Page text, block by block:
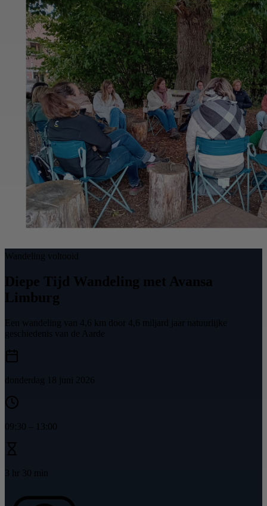
Wandeling voltooid
Diepe Tijd Wandeling met Avansa
Limburg
Een wandeling van 4,6 km door 4,6 miljard jaar natuurlijke
geschiedenis van de Aarde
donderdag 18 juni 2026
09:30 13:00
3 hr 30 min